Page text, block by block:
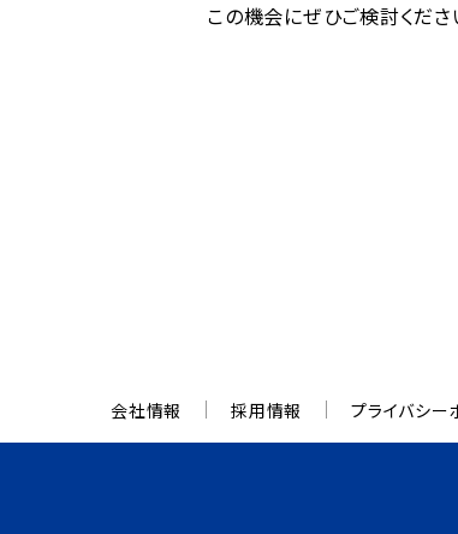
この機会にぜひご検討くださ
会社情報 採用情報 プライバシー